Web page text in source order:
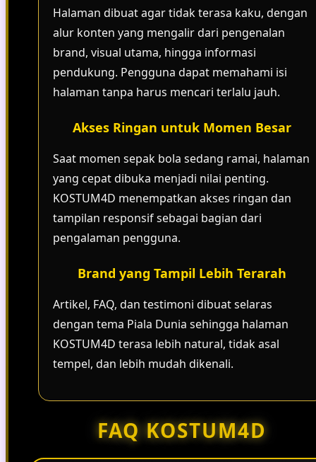
Halaman dibuat agar tidak terasa kaku, dengan
alur konten yang mengalir dari pengenalan
brand, visual utama, hingga informasi
pendukung. Pengguna dapat memahami isi
halaman tanpa harus mencari terlalu jauh.
Akses Ringan untuk Momen Besar
Saat momen sepak bola sedang ramai, halaman
yang cepat dibuka menjadi nilai penting.
KOSTUM4D menempatkan akses ringan dan
tampilan responsif sebagai bagian dari
pengalaman pengguna.
Brand yang Tampil Lebih Terarah
Artikel, FAQ, dan testimoni dibuat selaras
dengan tema Piala Dunia sehingga halaman
KOSTUM4D terasa lebih natural, tidak asal
tempel, dan lebih mudah dikenali.
FAQ KOSTUM4D